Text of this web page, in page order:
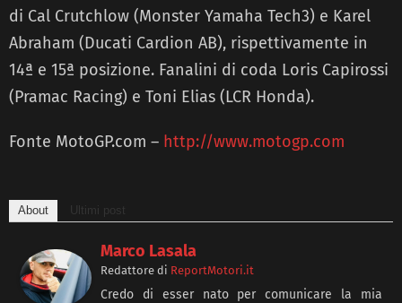
di Cal Crutchlow (Monster Yamaha Tech3) e Karel
Abraham (Ducati Cardion AB), rispettivamente in
14ª e 15ª posizione. Fanalini di coda Loris Capirossi
(Pramac Racing) e Toni Elias (LCR Honda).
Fonte MotoGP.com – http://www.motogp.com
About Ultimi post
Marco Lasala
Redattore di ReportMotori.it
Credo di esser nato per comunicare la mia